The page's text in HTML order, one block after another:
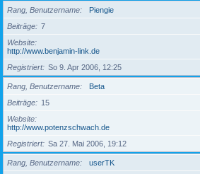
Rang, Benutzername
Piengie
Beiträge
7
Website
http://www.benjamin-link.de
Registriert
So 9. Apr 2006, 12:25
Rang, Benutzername
Beta
Beiträge
15
Website
http://www.potenzschwach.de
Registriert
Sa 27. Mai 2006, 19:12
Rang, Benutzername
userTK